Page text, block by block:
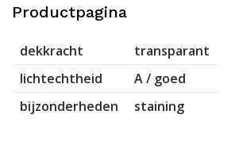
Productpagina
dekkracht
transparant
lichtechtheid
A / goed
bijzonderheden
staining